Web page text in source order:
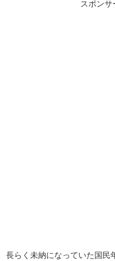
スポンサ
長らく未納になっていた国民